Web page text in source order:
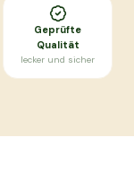
Geprüfte
Qualität
lecker und sicher